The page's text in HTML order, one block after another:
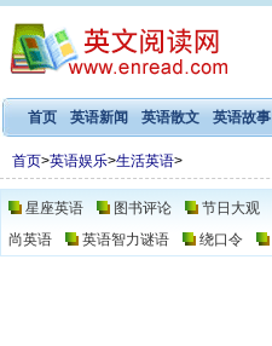
首页 英语新闻 英语散文 英语故事
首页>英语娱乐>生活英语>
星座英语 图书评论 节日大观
尚英语
英语智力谜语 绕口令